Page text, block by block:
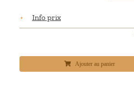
Info prix
Ajouter au panier